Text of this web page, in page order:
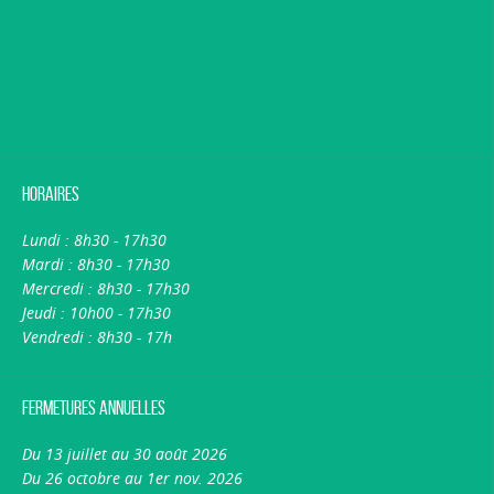
Horaires
Lundi : 8h30 - 17h30
Mardi : 8h30 - 17h30
Mercredi : 8h30 - 17h30
Jeudi : 10h00 - 17h30
Vendredi : 8h30 - 17h
Fermetures annuelles
Du 13 juillet au 30 août 2026
Du 26 octobre au 1er nov. 2026